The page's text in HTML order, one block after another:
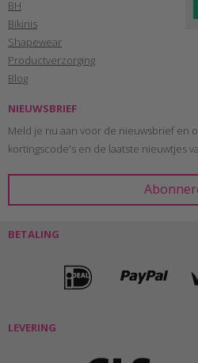
BH
Bikinis
Shapewear
Productverzorging
Blog
NIEUWSBRIEF
Meld je nu aan voor de nieuwsbrief en
kortingscode's en de laatste nieuwtjes
BETALING
LEVERING